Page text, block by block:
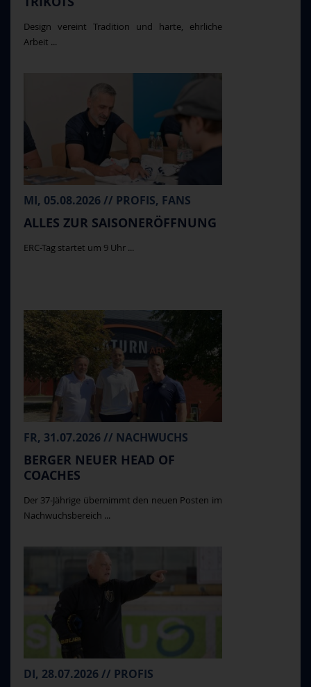
Design vereint Tradition und harte, ehrliche
Arbeit ...
MI, 05.08.2026 // PROFIS, FANS
ALLES ZUR SAISONERÖFFNUNG
ERC-Tag startet um 9 Uhr ...
FR, 31.07.2026 // NACHWUCHS
BERGER NEUER HEAD OF
COACHES
Der 37-Jährige übernimmt den neuen Posten im
Nachwuchsbereich ...
DI, 28.07.2026 // PROFIS